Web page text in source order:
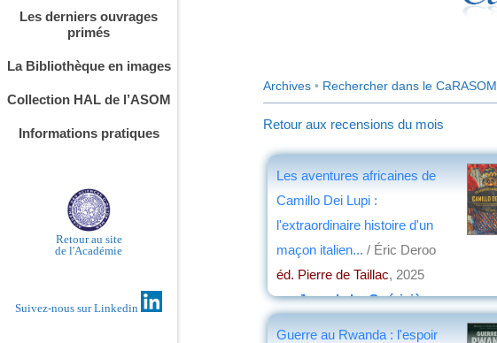
Les derniers ouvrages
primés
La Bibliothèque en images
Collection HAL de l’ASOM
Informations pratiques
Retour au site
de l'Académie
Suivez-nous sur Linkedin
Archives • Rechercher dans le CaRASOM
Retour aux recensions du mois
Les aventures africaines de
Camillo Dei Lupi :
l'extraordinaire histoire d'un
maçon italien... / Éric Deroo
éd. Pierre de Taillac, 2025
parJean de La Guérivière
Guerre au Rwanda : l'espoir